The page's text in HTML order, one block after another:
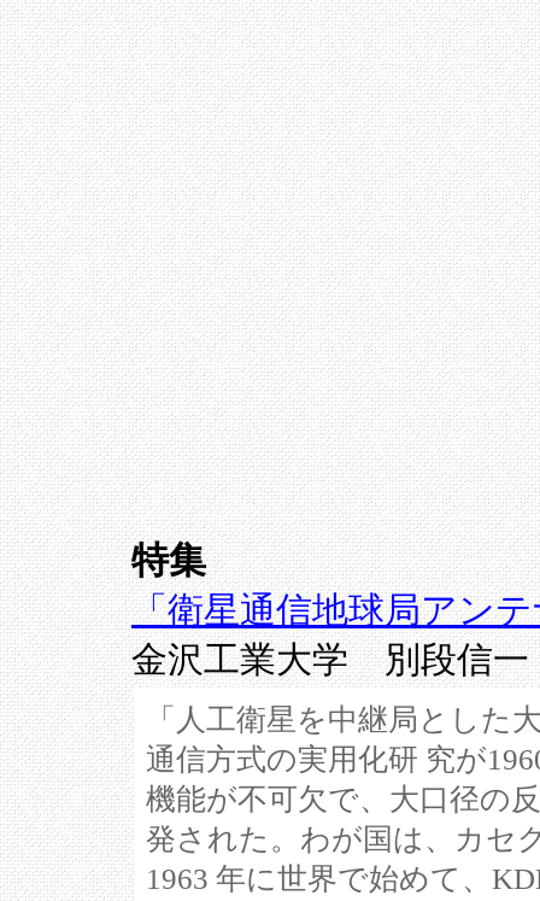
特集
「衛星通信地球局アン
金沢工業大学 別
「人工衛星を中継局とした
通信方式の実用化研 究が
機能が不可欠で、大口径の
発された。わが国は、カセ
1963 年に世界で始めて、